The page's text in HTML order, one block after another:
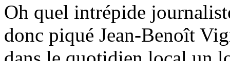
Oh quel intrépide
donc piqué Jean-Benoît